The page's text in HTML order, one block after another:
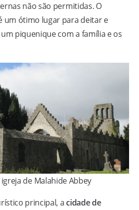
não são permitidas. O
um ótimo lugar para deitar e
piquenique com a família e os
de Malahide Abbey
principal, acidade de